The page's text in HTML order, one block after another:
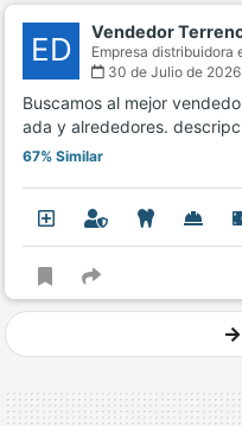
ED Vendedor
Empresa distribuidora
30 de Julio de 2026
Buscamos al mejor
ada y alrededores.
67% Similar